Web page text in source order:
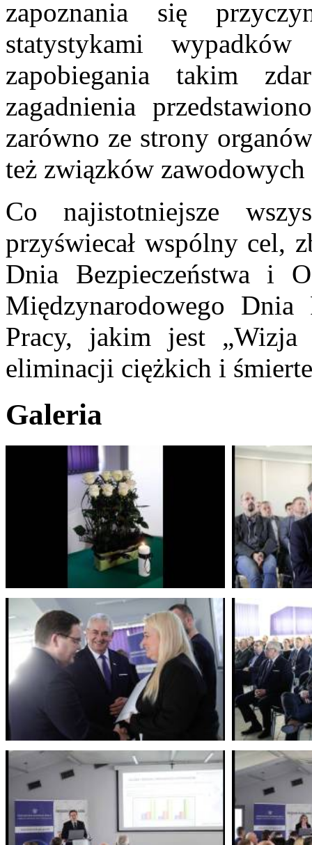
zapoznania się
statystykami
zapobiegania takim
zagadnienia
zarówno ze strony
też związków
Co najistotniejsze
przyświecał wspólny cel,
Dnia Bezpieczeństwa i
Międzynarodowego
Pracy, jakim jest „Wizja
eliminacji ciężkich i
Galeria